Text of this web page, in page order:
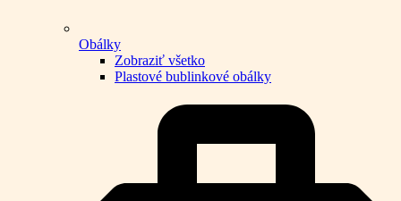
Obálky
Zobraziť všetko
Plastové bublinkové obálky